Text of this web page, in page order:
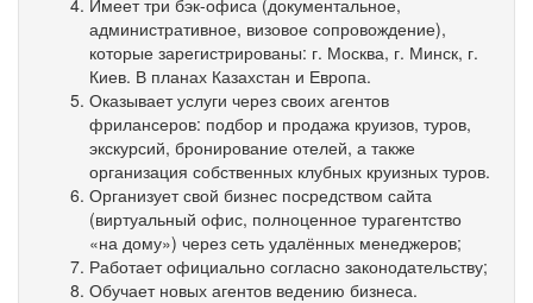
Имеет три бэк-офиса (документальное,
административное, визовое сопровождение),
которые зарегистрированы: г. Москва, г. Минск, г.
Киев. В планах Казахстан и Европа.
Оказывает услуги через своих агентов
фрилансеров: подбор и продажа круизов, туров,
экскурсий, бронирование отелей, а также
организация собственных клубных круизных туров.
Организует свой бизнес посредством сайта
(виртуальный офис, полноценное турагентство
«на дому») через сеть удалённых менеджеров;
Работает официально согласно законодательству;
Обучает новых агентов ведению бизнеса.